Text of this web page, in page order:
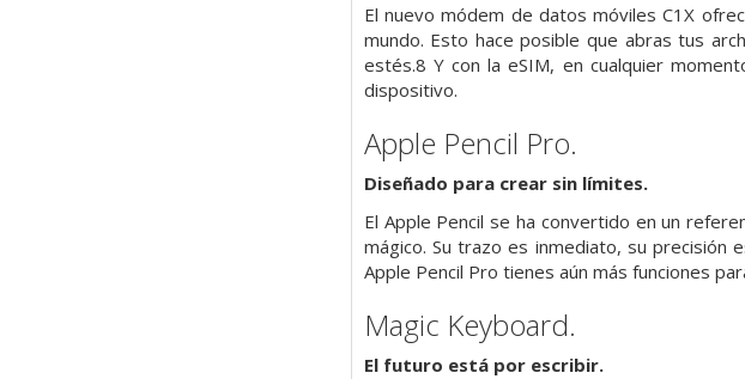
El nuevo módem de datos móviles C1X
mundo. Esto hace posible que abras tus
estés.8 Y con la eSIM, en cualquier
dispositivo.
Apple Pencil Pro.
Diseñado para crear sin límites.
El Apple Pencil se ha convertido en un
mágico. Su trazo es inmediato, su precisión
Apple Pencil Pro tienes aún más funciones
Magic Keyboard.
El futuro está por escribir.